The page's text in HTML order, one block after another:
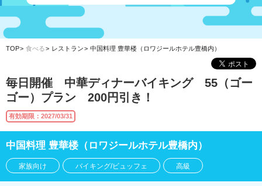
TOP 食べる レストラン 中国料理 豊華楼（ロワジールホテル豊橋内）
毎日開催 中華ディナーバイキング 55（ゴー
ゴー）プラン 200円引き！
有効期限：2027/03/31
中国料理 豊華楼（ロワジールホテル豊橋内）
家族向け バイキング/ビュッフェ 高級